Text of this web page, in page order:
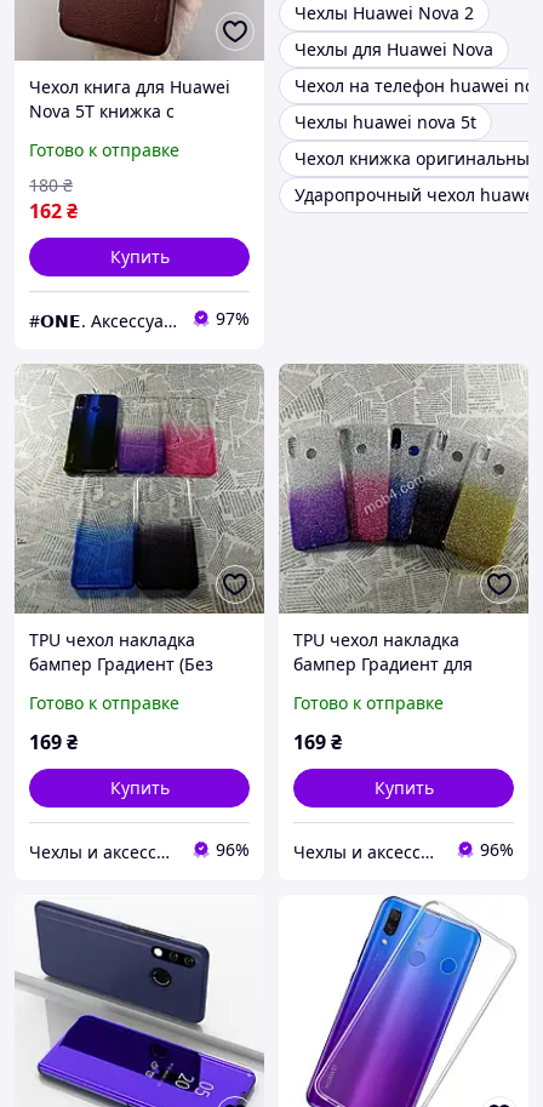
Чехол книга для Huawei
Nova 5T книжка с
хуавей нова 5т бордовая
stn
Готово к отправке
162₴
180 ₴
Купить
#𝗢𝗡𝗘. Аксессуары к смартфонам 97%
Чехлы Huawei Nova 2
Чехлы для Huawei Nova
Чехол на телефон huawei
Чехлы huawei nova 5t
Чехол книжка
Ударопрочный чехол huawei
TPU чехол накладка
бампер Градиент (Без
(Хуавей) P Smart Plus /
Nova 3i
Готово к отправке
169₴
Купить
Чехлы и аксессуары | Mob4 96%
TPU чехол накладка
бампер Градиент для
Plus / Nova 3i
Готово к отправке
169₴
Купить
Чехлы и аксессуары | Mob4 96%